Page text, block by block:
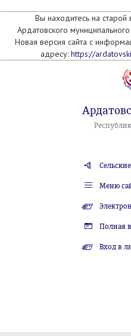
Вы находитесь на старой
Ардатовского
Новая версия сайта с
адресу: https://
Меню
Полная
Вход в